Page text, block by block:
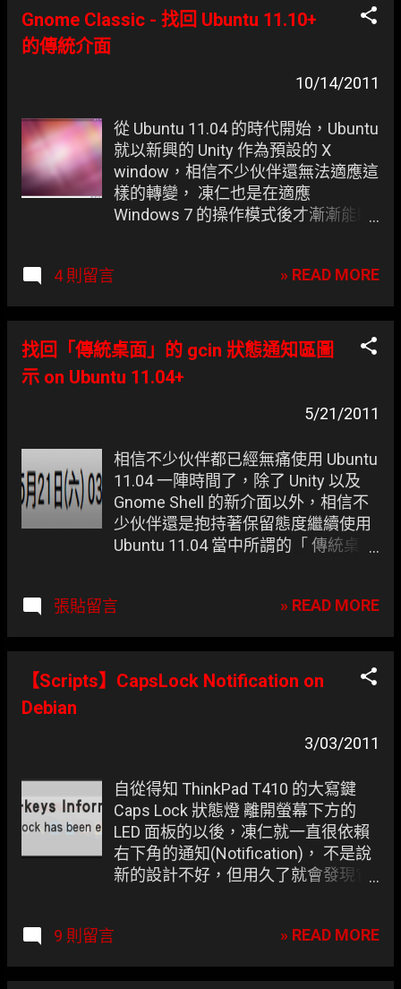
Gnome Classic - 找回 Ubuntu 11.10+
的傳統介面
10/14/2011
從 Ubuntu 11.04 的時代開始，Ubuntu
就以新興的 Unity 作為預設的 X
window，相信不少伙伴還無法適應這
樣的轉變， 凍仁也是在適應
Windows 7 的操作模式後才漸漸能瞭
Unity 2D ！相信這對顯示卡不夠力以
那說好的 Classic Gnome (傳統
Gnome 模式) 呢？ 這個就麻煩大家自
己裝一下囉。 登入時預設沒有
Gnome Classic 可選。
4 則留言 » READ MORE
找回「傳統桌面」的 gcin 狀態通知區圖
示 on Ubuntu 11.04+
5/21/2011
相信不少伙伴都已經無痛使用 Ubuntu
11.04 一陣時間了，除了 Unity 以及
Gnome Shell 的新介面以外，相信不
少伙伴還是抱持著保留態度繼續使用
Ubuntu 11.04 當中所謂的「 傳統桌面
gcin，原來 傳統桌面模式 已經把它獨
續上演空城計的 gcin。
張貼留言 » READ MORE
【Scripts】CapsLock Notification on
Debian
3/03/2011
自從得知 ThinkPad T410 的大寫鍵
Caps Lock 狀態燈 離開螢幕下方的
LED 面板的以後，凍仁就一直很依賴
右下角的通知(Notification)， 不是說
新的設計不好，但用久了就會發現它
Windows 寫好 On-screen
CapSee ，至於 Linux 上凍仁有找到
9 則留言 » READ MORE